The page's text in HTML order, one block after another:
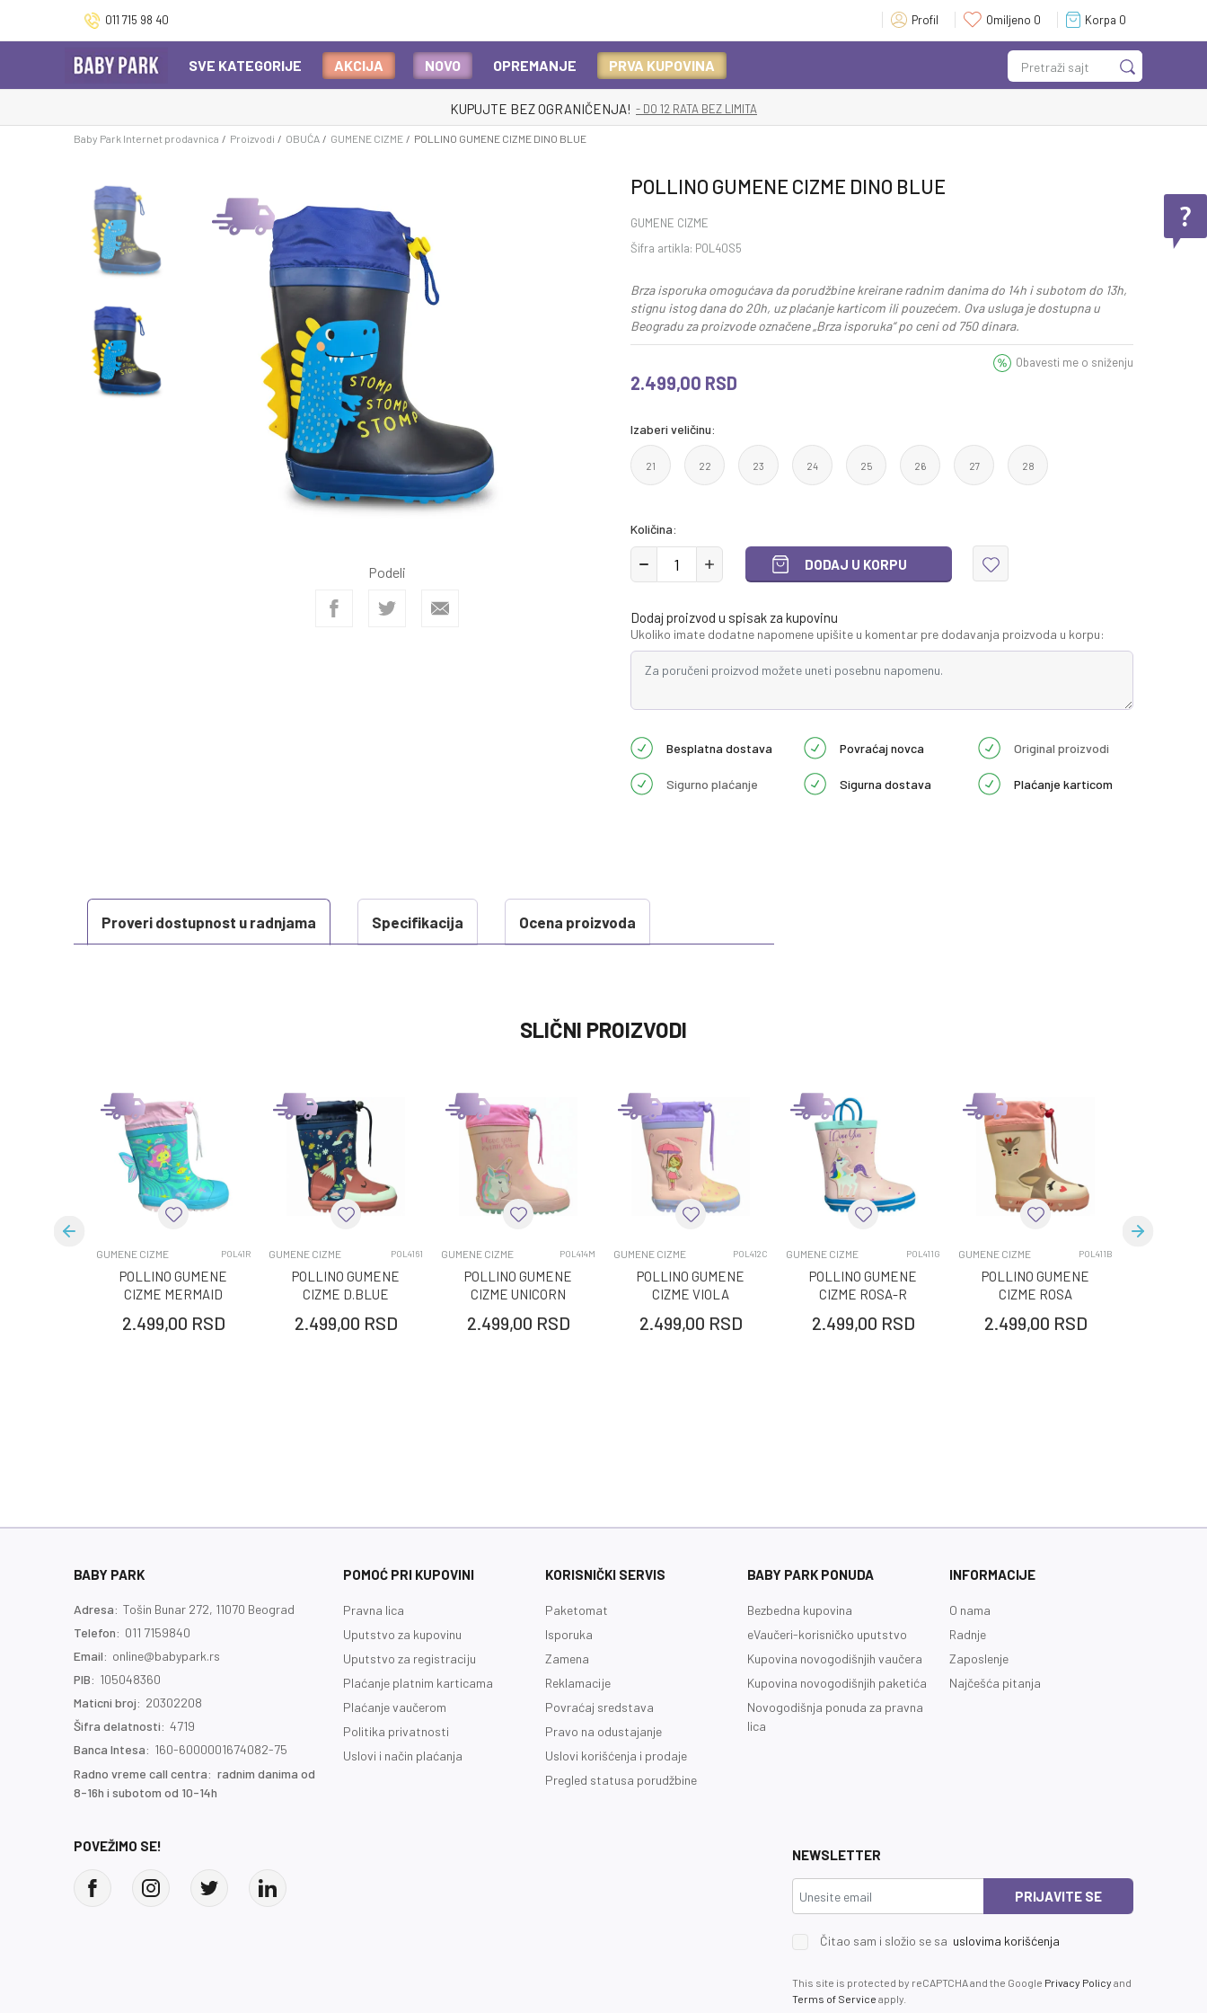
011 715 98 40 Profil Omiljeno 0 Korpa 0
Pretraži sajt
SVE KATEGORIJE AKCIJA NOVO OPREMANJE PRVA KUPOVINA
KUPUJTE BEZ OGRANIČENJA! - DO 12 RATA BEZ LIMITA
Baby Park Internet prodavnica Proizvodi OBUĆA GUMENE CIZME POLLINO GUMENE CIZME DINO BLUE
Podeli
POLLINO GUMENE CIZME DINO BLUE
GUMENE CIZME
Šifra artikla: POL40S5
Brza isporuka omogućava da porudžbine kreirane radnim danima do 14h i subotom do 13h,
stignu istog dana do 20h, uz plaćanje karticom ili pouzećem. Ova usluga je dostupna u
Beogradu za proizvode označene „Brza isporuka“ po ceni od 750 dinara.
2.499,00 RSD
Obavesti me o sniženju
Izaberi veličinu:
21 22 23 24 25 26 27 28
Količina:
DODAJ U KORPU
Dodaj proizvod u spisak za kupovinu
Ukoliko imate dodatne napomene upišite u komentar pre dodavanja proizvoda u korpu:
Besplatna dostava Povraćaj novca Original proizvodi
Sigurno plaćanje Sigurna dostava Plaćanje karticom
Proveri dostupnost u radnjama Specifikacija Ocena proizvoda
GUMENE CIZME
Sezona JESEN/ZIMA 2025
Brend POLLINO
Kategorija GUMENE CIZME
Pol DEČACI
SLIČNI PROIZVODI
GUMENE CIZME POL41R
POLLINO GUMENE
CIZME MERMAID
2.499,00 RSD
GUMENE CIZME POL4161
POLLINO GUMENE
CIZME D.BLUE
2.499,00 RSD
GUMENE CIZME POL414M
POLLINO GUMENE
CIZME UNICORN
2.499,00 RSD
GUMENE CIZME POL412C
POLLINO GUMENE
CIZME VIOLA
2.499,00 RSD
GUMENE CIZME POL411G
POLLINO GUMENE
CIZME ROSA-R
2.499,00 RSD
GUMENE CIZME POL411B
POLLINO GUMENE
CIZME ROSA
2.499,00 RSD
BABY PARK
Adresa: Tošin Bunar 272, 11070 Beograd
Telefon: 011 7159840
Email: online@babypark.rs
PIB: 105048360
Maticni broj: 20302208
Šifra delatnosti: 4719
Banca Intesa: 160-6000001674082-75
Radno vreme call centra: radnim danima od
8-16h i subotom od 10-14h
POMOĆ PRI KUPOVINI
Pravna lica
Uputstvo za kupovinu
Uputstvo za registraciju
Plaćanje platnim karticama
Plaćanje vaučerom
Politika privatnosti
Uslovi i način plaćanja
KORISNIČKI SERVIS
Paketomat
Isporuka
Zamena
Reklamacije
Povraćaj sredstava
Pravo na odustajanje
Uslovi korišćenja i prodaje
Pregled statusa porudžbine
BABY PARK PONUDA
Bezbedna kupovina
eVaučeri-korisničko uputstvo
Kupovina novogodišnjih vaučera
Kupovina novogodišnjih paketića
Novogodišnja ponuda za pravna
lica
INFORMACIJE
O nama
Radnje
Zaposlenje
Najčešća pitanja
POVEŽIMO SE!
NEWSLETTER
PRIJAVITE SE
Čitao sam i složio se sa uslovima korišćenja
This site is protected by reCAPTCHA and the Google Privacy Policy and
Terms of Service apply.